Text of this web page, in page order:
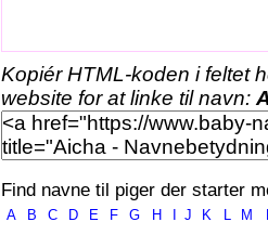
Kopiér HTML-koden i feltet
website for at linke til navn:
Find navne til piger der starter
A B C D E F G H J K L M